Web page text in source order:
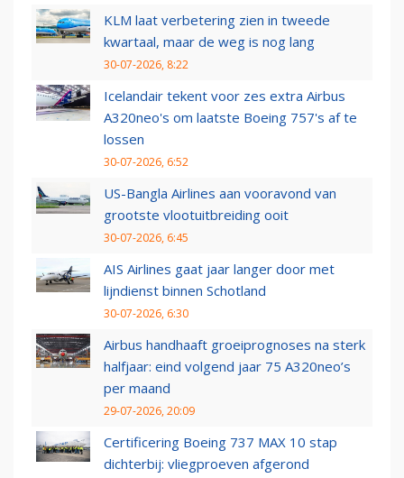
KLM laat verbetering zien in tweede
kwartaal, maar de weg is nog lang
30-07-2026, 8:22
Icelandair tekent voor zes extra Airbus
A320neo's om laatste Boeing 757's af te
lossen
30-07-2026, 6:52
US-Bangla Airlines aan vooravond van
grootste vlootuitbreiding ooit
30-07-2026, 6:45
AIS Airlines gaat jaar langer door met
lijndienst binnen Schotland
30-07-2026, 6:30
Airbus handhaaft groeiprognoses na sterk
halfjaar: eind volgend jaar 75 A320neo’s
per maand
29-07-2026, 20:09
Certificering Boeing 737 MAX 10 stap
dichterbij: vliegproeven afgerond